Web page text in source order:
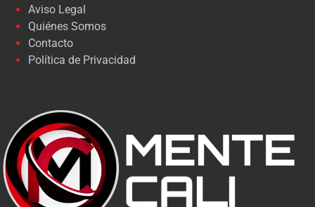
Aviso Legal
Quiénes Somos
Contacto
Política de Privacidad